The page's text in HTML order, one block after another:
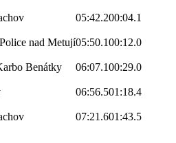
05:42.200:04.1
nad Metují05:50.100:12.0
Benátky 06:07.100:29.0
06:56.501:18.4
07:21.601:43.5